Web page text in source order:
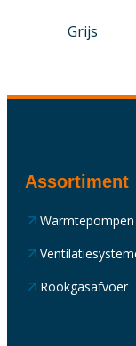
Grijs
Assortiment
Warmtepompen
Rookgasafvoer